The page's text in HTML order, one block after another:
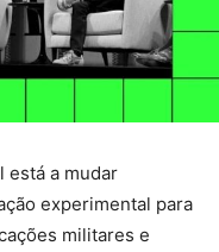
está a mudar
experimental para
militares e